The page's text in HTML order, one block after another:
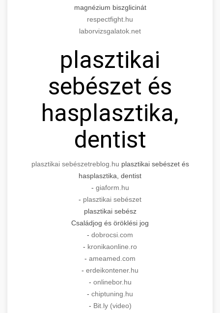
magnézium biszglicinát
respectfight.hu
laborvizsgalatok.net
plasztikai
sebészet és
hasplasztika,
dentist
plasztikai sebészetreblog.hu plasztikai sebészet és
hasplasztika, dentist
- giaform.hu
- plasztikai sebészet
plasztikai sebész
Családjog és öröklési jog
- dobrocsi.com
- kronikaonline.ro
- ameamed.com
- erdeikontener.hu
- onlinebor.hu
- chiptuning.hu
- Bit.ly (video)